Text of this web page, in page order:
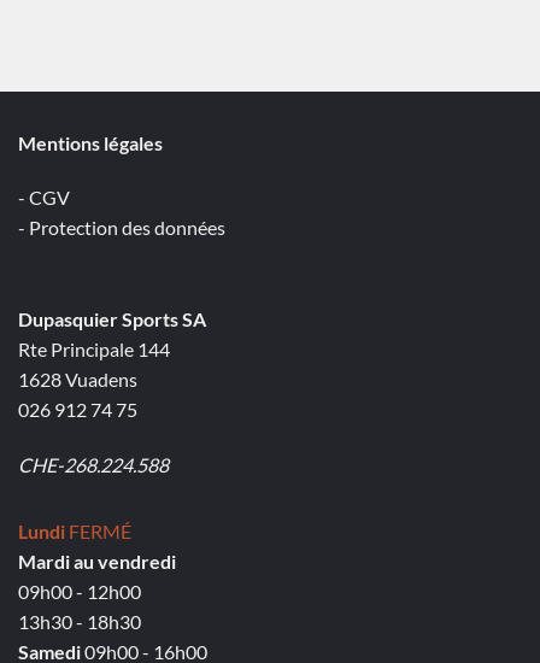
Mentions légales
- CGV
- Protection des données
Dupasquier Sports SA
Rte Principale 144
1628 Vuadens
026 912 74 75
CHE-268.224.588
Lundi FERMÉ
Mardi au vendredi
09h00 - 12h00
13h30 - 18h30
Samedi09h00 - 16h00